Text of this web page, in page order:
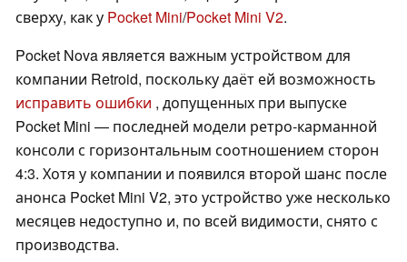
сверху, как у Pocket Mini/Pocket Mini V2.
Pocket Nova является важным устройством для
компании Retroid, поскольку даёт ей возможность
исправить ошибки , допущенных при выпуске
Pocket Mini — последней модели ретро-карманной
консоли с горизонтальным соотношением сторон
4:3. Хотя у компании и появился второй шанс после
анонса Pocket Mini V2, это устройство уже несколько
месяцев недоступно и, по всей видимости, снято с
производства.